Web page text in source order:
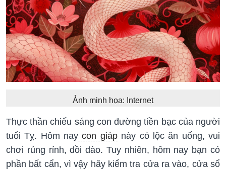
Ảnh minh họa: Internet
Thực thần chiếu sáng con đường tiền bạc của người
tuổi Tỵ. Hôm nay con giápnày có lộc ăn uống, vui
chơi rủng rỉnh, dồi dào. Tuy nhiên, hôm nay bạn có
phần bất cẩn, vì vậy hãy kiểm tra cửa ra vào, cửa sổ